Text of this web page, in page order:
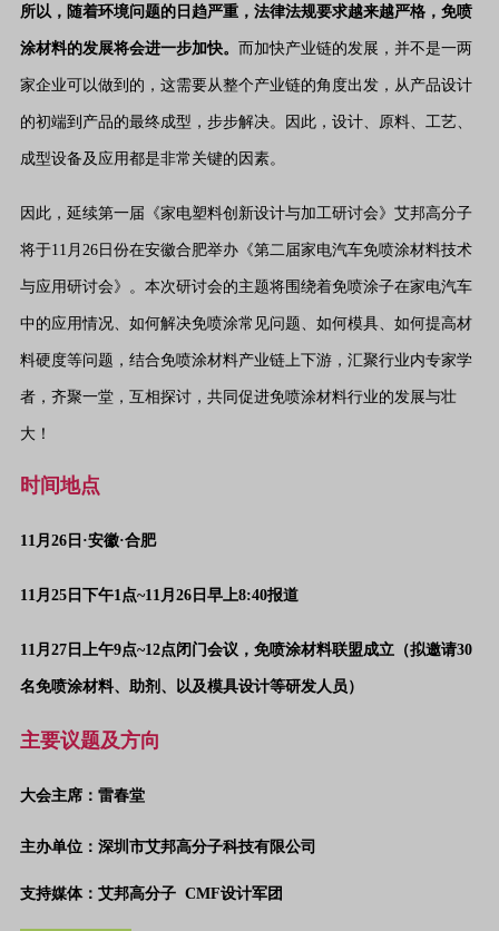
所以，随着环境问题的日趋严重，法律法规要求越来越严格，免喷
涂材料的发展将会进一步加快。 而加快产业链的发展，并不是一两
家企业可以做到的，这需要从整个产业链的角度出发，从产品设计
的初端到产品的最终成型，步步解决。因此，设计、原料、工艺、
成型设备及应用都是非常关键的因素。
因此，延续第一届《家电塑料创新设计与加工研讨会》艾邦高分子
将于11月26日份在安徽合肥举办《第二届家电汽车免喷涂材料技术
与应用研讨会》。本次研讨会的主题将围绕着免喷涂子在家电汽车
中的应用情况、如何解决免喷涂常见问题、如何模具、如何提高材
料硬度等问题，结合免喷涂材料产业链上下游，汇聚行业内专家学
者，齐聚一堂，互相探讨，共同促进免喷涂材料行业的发展与壮
大！
时间地点
11月26日·安徽·合肥
11月25日下午1点~11月26日早上8:40报道
11月27日上午9点~12点闭门会议，免喷涂材料联盟成立（拟邀请30
名免喷涂材料、助剂、以及模具设计等研发人员）
主要议题及方向
大会主席：雷春堂
主办单位：深圳市艾邦高分子科技有限公司
支持媒体：艾邦高分子 CMF设计军团